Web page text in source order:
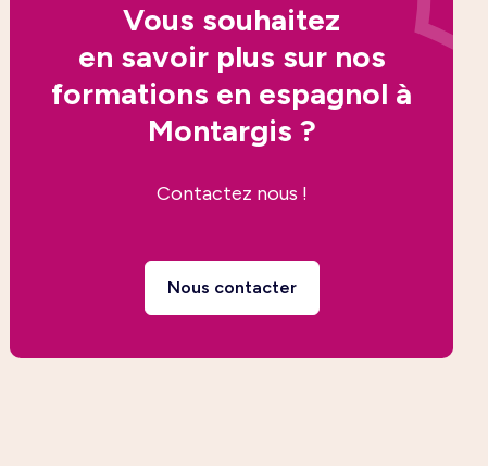
Vous souhaitez
en savoir plus sur nos
formations en espagnol à
Montargis ?
Contactez nous !
Nous contacter